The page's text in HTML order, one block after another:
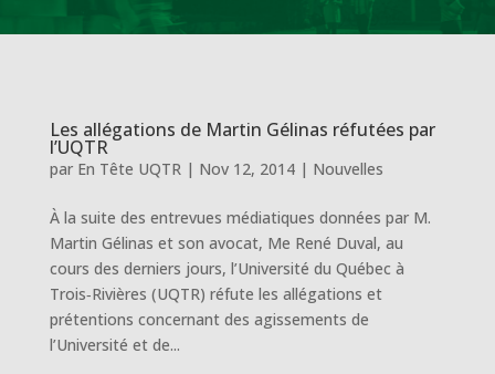
Les allégations de Martin Gélinas réfutées par
l’UQTR
par En Tête UQTR| Nov 12, 2014| Nouvelles
À la suite des entrevues médiatiques données par M.
Martin Gélinas et son avocat, Me René Duval, au
cours des derniers jours, l’Université du Québec à
Trois‑Rivières (UQTR) réfute les allégations et
prétentions concernant des agissements de
l’Université et de...